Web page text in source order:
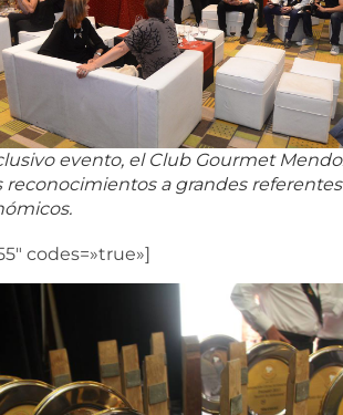
evento, el Club Gourmet
reconocimientos a grandes referentes
codes=»true»]